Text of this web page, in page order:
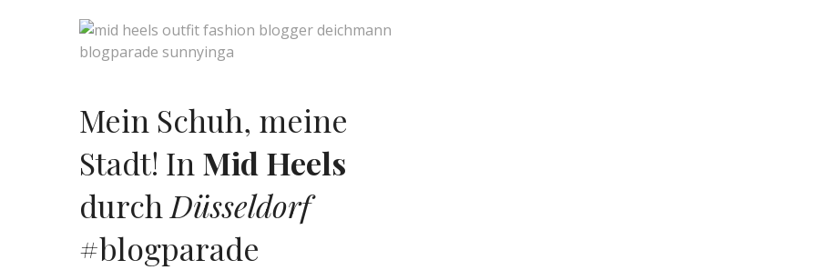
Mein Schuh, meine
Stadt! In Mid Heels
durch Düsseldorf
#blogparade